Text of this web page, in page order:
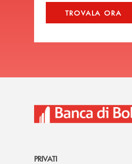
TROVALA ORA
PRIVATI